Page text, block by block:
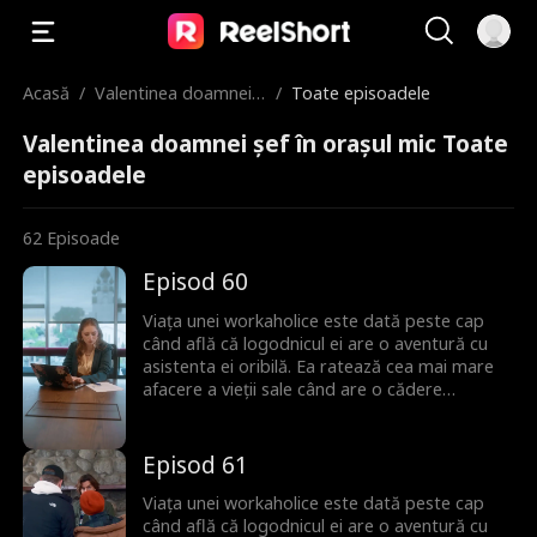
Acasă / Valentinea doamnei ș / Toate episoadele
Valentinea doamnei șef în orașul mic Toate
episoadele
62 Episoade
Episod 60
Viața unei workaholice este dată peste cap
când află că logodnicul ei are o aventură cu
asistenta ei oribilă. Ea ratează cea mai mare
afacere a vieții sale când are o cădere
orășel de munte pentru a prelua una dintre
proprietățile lor în declin. Ca să fie și mai rău,
e blocată cu un co-manager dintr-un orășel
(dar diabolic de chipeș), care pune oamenii
Episod 61
Viața unei workaholice este dată peste cap
când află că logodnicul ei are o aventură cu